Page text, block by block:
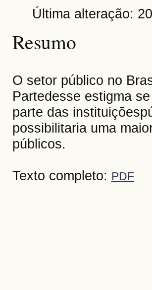
Última alteração:
Resumo
O setor público no
Partedesse estigma
parte das
possibilitaria uma
públicos.
Texto completo: PDF